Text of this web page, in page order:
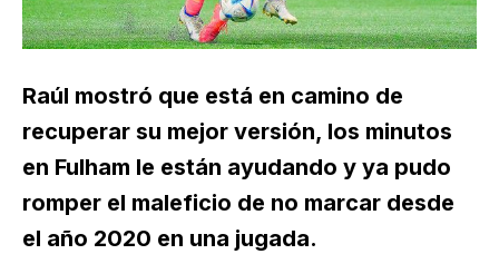
Raúl mostró que está en camino de
recuperar su mejor versión, los minutos
en Fulham le están ayudando y ya pudo
romper el maleficio de no marcar desde
el año 2020 en una jugada.